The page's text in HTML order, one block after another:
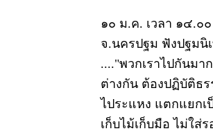
๑๐ ม.ค. เวลา ๑๔.๐
จ.นครปฐม ฟังปฐมนิ
...."พวกเราไปกันม
ต่างกัน ต้องปฏิบัติธ
ไประแหง แตกแยกเ
เก็บไม้เก็บมือ ไม่ใส่